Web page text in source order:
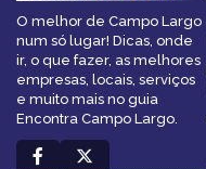
O melhor de Campo Largo
num só lugar! Dicas, onde
ir, o que fazer, as melhores
empresas, locais, serviços
e muito mais no guia
Encontra Campo Largo.